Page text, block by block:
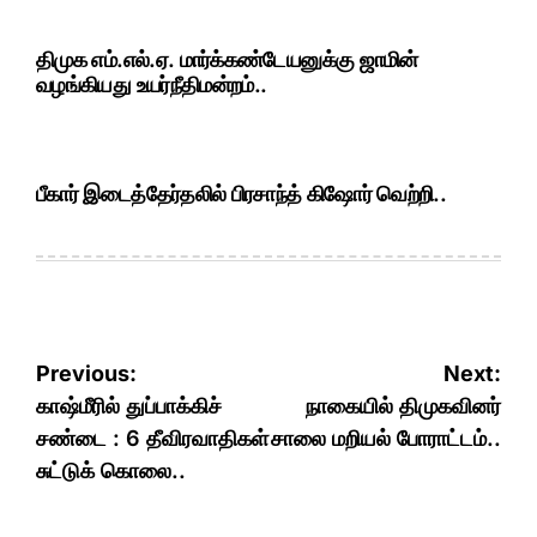
திமுக எம்.எல்.ஏ. மார்க்கண்டேயனுக்கு ஜாமின்
வழங்கியது உயர்நீதிமன்றம்..
பீகார் இடைத்தேர்தலில் பிரசாந்த் கிஷோர் வெற்றி..
Post
navigation
Previous:
காஷ்மீரில் துப்பாக்கிச்
சண்டை : 6 தீவிரவாதிகள்
சுட்டுக் கொலை..
Next:
நாகையில் திமுகவினர்
சாலை மறியல் போராட்டம்..